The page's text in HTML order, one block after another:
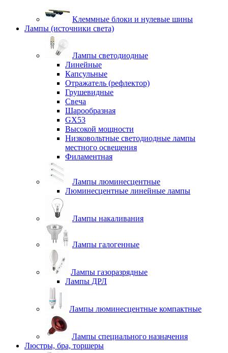
Клеммные блоки и нулевые шины
Лампы (источники света)
Лампы светодиодные
Линейные
Капсульные
Отражатель (рефлектор)
Грушевидные
Свеча
Шарообразная
GX53
Высокой мощности
Низковольтные светодиодные лампы
местного освещения
Филаментная
Лампы люминесцентные
Люминесцентные линейные лампы
Лампы накаливания
Лампы галогенные
Лампы газоразрядные
Лампы ДРЛ
Лампы люминесцентные компактные
Лампы специального назначения
Люстры, бра, торшеры